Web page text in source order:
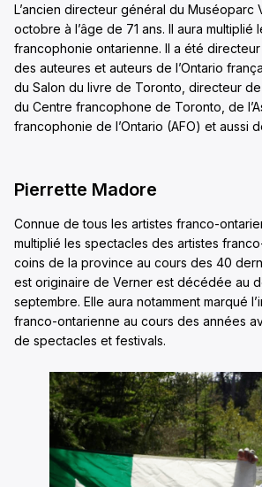
L’ancien directeur général du Muséoparc
octobre à l’âge de 71 ans. Il aura multiplié
francophonie ontarienne. Il a été directeur
des auteures et auteurs de l’Ontario
du Salon du livre de Toronto, directeur de
du Centre francophone de Toronto, de
francophonie de l’Ontario (AFO) et aussi
Pierrette Madore
Connue de tous les artistes franco-
multiplié les spectacles des artistes
coins de la province au cours des 40
est originaire de Verner est décédée au
septembre. Elle aura notamment marqué
franco-ontarienne au cours des années
de spectacles et festivals.